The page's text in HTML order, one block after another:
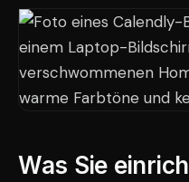
Was Sie